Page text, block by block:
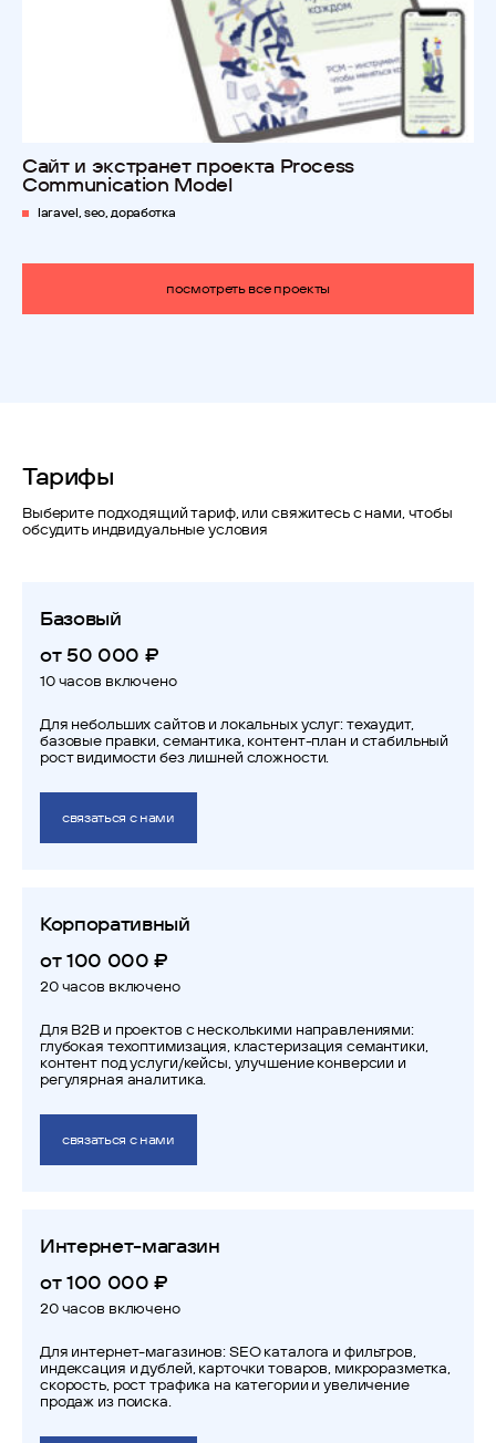
Сайт и экстранет проекта Process
Communication Model
laravel, seo, доработка
посмотреть все проекты
Тарифы
Выберите подходящий тариф, или свяжитесь с нами, чтобы
обсудить индвидуальные условия
Базовый
от 50 000 ₽
10 часов включено
Для небольших сайтов и локальных услуг: техаудит,
базовые правки, семантика, контент-план и стабильный
рост видимости без лишней сложности.
связаться с нами
Корпоративный
от 100 000 ₽
20 часов включено
Для B2B и проектов с несколькими направлениями:
глубокая техоптимизация, кластеризация семантики,
контент под услуги/кейсы, улучшение конверсии и
регулярная аналитика.
связаться с нами
Интернет-магазин
от 100 000 ₽
20 часов включено
Для интернет-магазинов: SEO каталога и фильтров,
индексация и дублей, карточки товаров, микроразметка,
скорость, рост трафика на категории и увеличение
продаж из поиска.